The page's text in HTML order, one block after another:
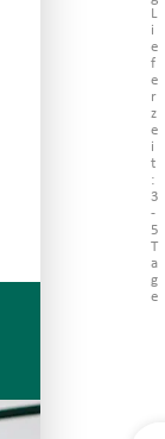
L
i
e
f
e
r
z
e
i
t
:
3
-
5
T
a
g
e